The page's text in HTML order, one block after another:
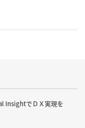
InsightでＤＸ実現を